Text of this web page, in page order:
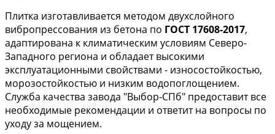
Плитка изготавливается методом двухслойного
вибропрессования из бетона по ГОСТ 17608-2017,
адаптирована к климатическим условиям Северо-
Западного региона и обладает высокими
эксплуатационными свойствами - износостойкостью,
морозостойкостью и низким водопоглощением.
Служба качества завода "Выбор-СПб" предоставит все
необходимые рекомендации и ответит на вопросы по
уходу за мощением.